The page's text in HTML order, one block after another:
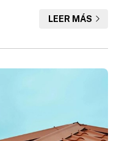
Desafío Vertical,
qué se producen las
LEER MÁS